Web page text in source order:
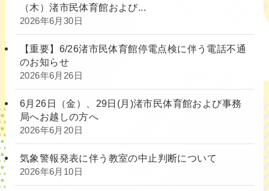
（木）渚市民体育館および...
2026年6月30日
【重要】6/26渚市民体育館停電点検に伴う電話不通
のお知らせ
2026年6月26日
6月26日（金）、29日(月)渚市民体育館および事務
局へお越しの方へ
2026年6月20日
気象警報発表に伴う教室の中止判断について
2026年6月10日